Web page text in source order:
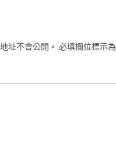
址不會公開。 必填欄位標示為